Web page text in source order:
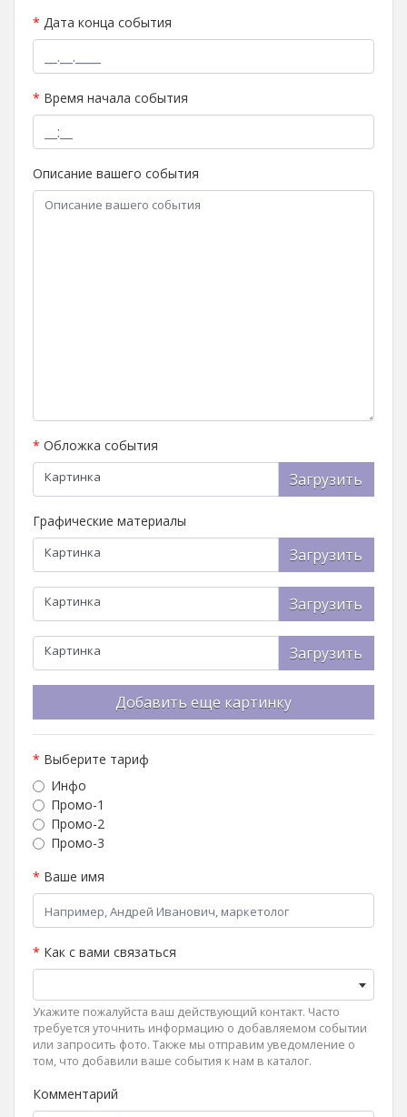
* Дата конца события
* Время начала события
Описание вашего события
* Обложка события
Картинка Загрузить
Графические материалы
Картинка Загрузить
Картинка Загрузить
Картинка Загрузить
Добавить еще картинку
* Выберите тариф
Инфо
Промо-1
Промо-2
Промо-3
* Ваше имя
* Как с вами связаться
Укажите пожалуйста ваш действующий контакт. Часто
требуется уточнить информацию о добавляемом событии
или запросить фото. Также мы отправим уведомление о
том, что добавили ваше события к нам в каталог.
Комментарий